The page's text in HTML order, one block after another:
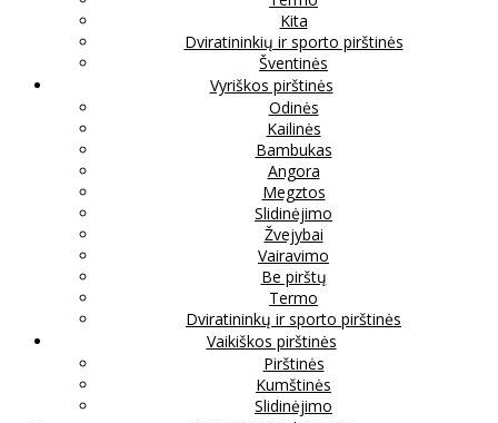
Kita
Dviratininkių ir sporto pirštinės
Šventinės
Vyriškos pirštinės
Odinės
Kailinės
Bambukas
Angora
Megztos
Slidinėjimo
Žvejybai
Vairavimo
Be pirštų
Termo
Dviratininkų ir sporto pirštinės
Vaikiškos pirštinės
Pirštinės
Kumštinės
Slidinėjimo